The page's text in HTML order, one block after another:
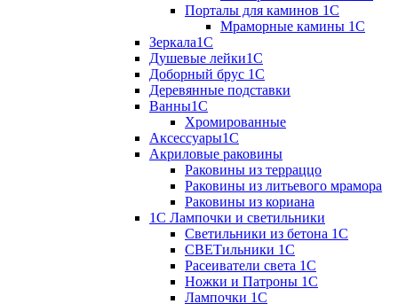
Порталы для каминов 1С
Мраморные камины 1C
Зеркала1С
Душевые лейки1С
Доборный брус 1С
Деревянные подставки
Ванны1С
Хромированные
Аксессуары1С
Акриловые раковины
Раковины из терраццо
Раковины из литьевого мрамора
Раковины из кориана
1С Лампочки и светильники
Светильники из бетона 1С
СВЕТильники 1С
Расеиватели света 1С
Ножки и Патроны 1С
Лампочки 1С